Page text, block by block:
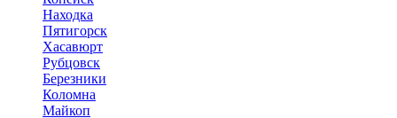
Находка
Пятигорск
Хасавюрт
Рубцовск
Березники
Коломна
Майкоп